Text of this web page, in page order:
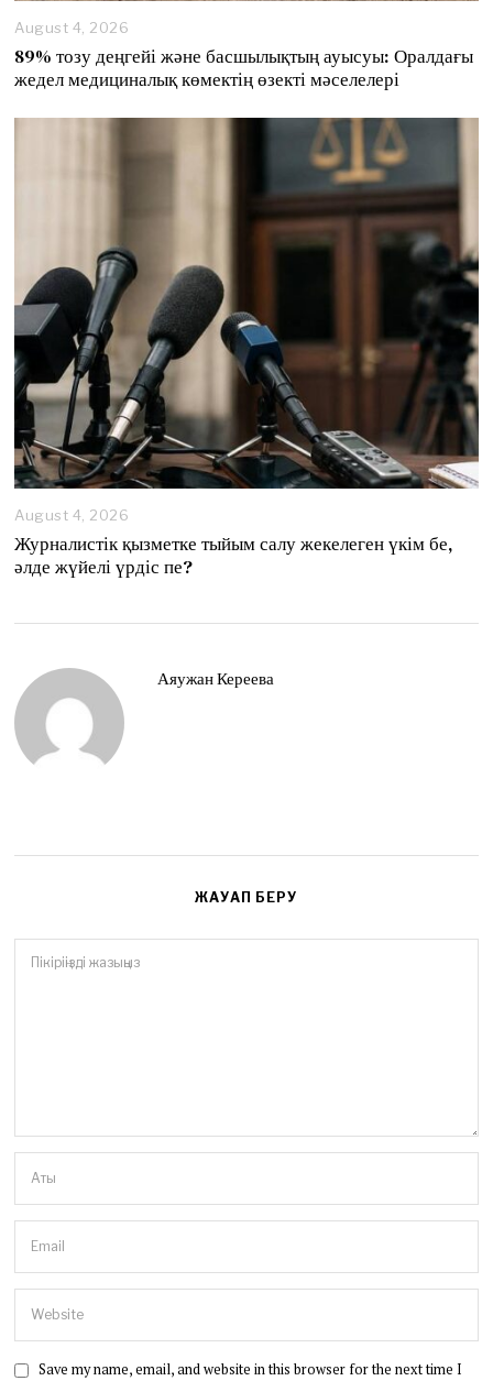
August 4, 2026
89% тозу деңгейі және басшылықтың ауысуы: Оралдағы
жедел медициналық көмектің өзекті мәселелері
August 4, 2026
g
u
Журналистік қызметке тыйым салу жекелеген үкім бе,
әлде жүйелі үрдіс пе?
Аяужан Кереева
ЖАУАП БЕРУ
Save my name, email, and website in this browser for the next time I